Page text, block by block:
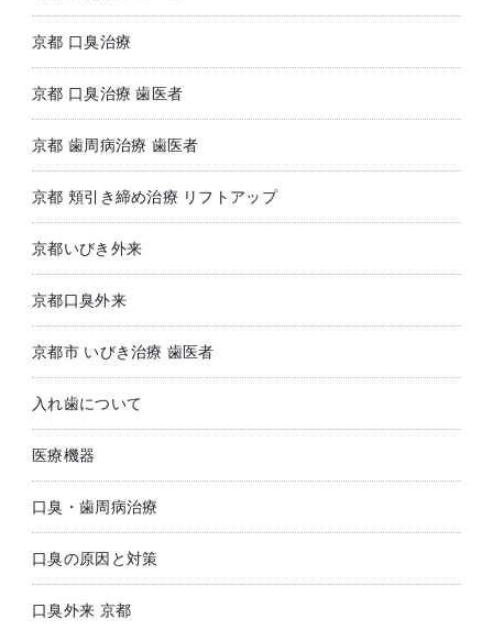
京都 口臭治療
京都 口臭治療 歯医者
京都 歯周病治療 歯医者
京都 頬引き締め治療 リフトアップ
京都いびき外来
京都口臭外来
京都市 いびき治療 歯医者
入れ歯について
医療機器
口臭・歯周病治療
口臭の原因と対策
口臭外来 京都